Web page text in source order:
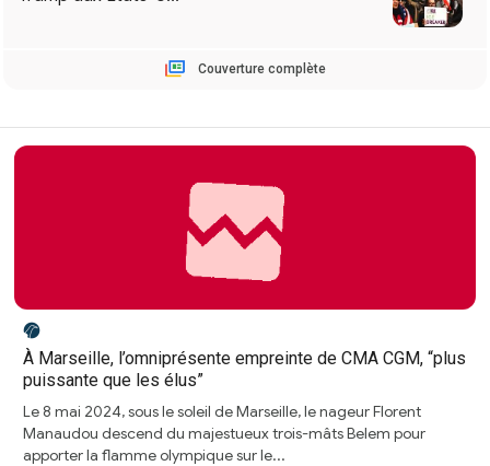
Couverture complète
À Marseille, l’omniprésente empreinte de CMA CGM, “plus
puissante que les élus”
Le 8 mai 2024, sous le soleil de Marseille, le nageur Florent
Manaudou descend du majestueux trois-mâts Belem pour
apporter la flamme olympique sur le...